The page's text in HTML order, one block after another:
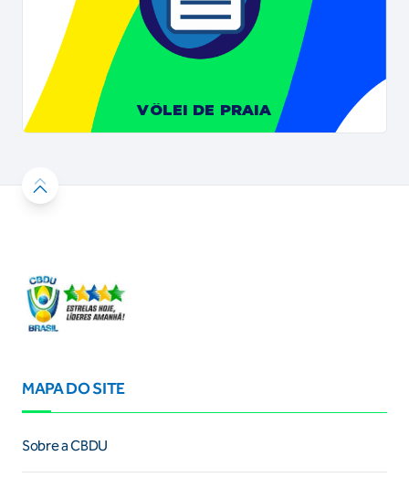
VÔLEI DE PRAIA
MAPA DO SITE
Sobre a CBDU